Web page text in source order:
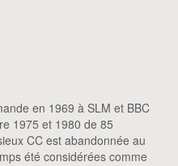
en 1969 à SLM et BBC
1975 et 1980 de 85
CC est abandonnée au
été considérées comme